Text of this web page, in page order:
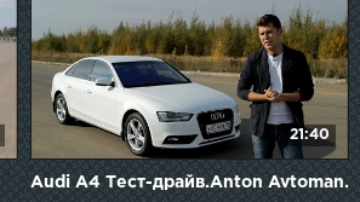
21:40
Audi A4 Тест-драйв.Anton Avtoman.